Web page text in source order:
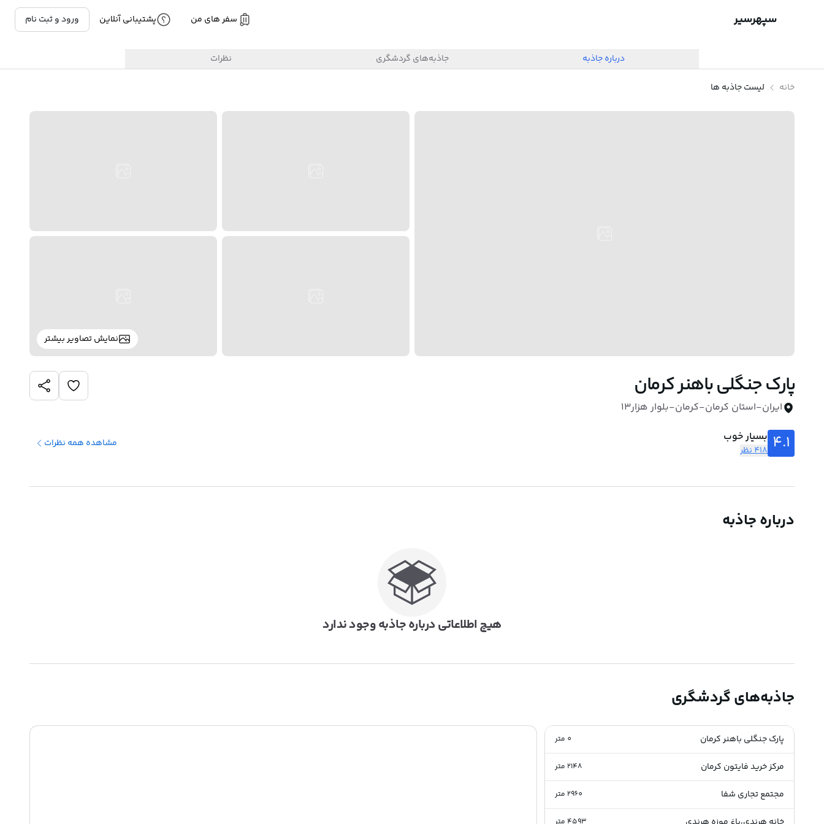
سپهرسیر سفر های من پشتیبانی آنلاین ورود و ثبت نام
درباره جاذبه جاذبه‌های گردشگری نظرات
خانه لیست جاذبه ها
نمایش تصاویر بیشتر
پارک جنگلی باهنر کرمان
ایران-استان کرمان-کرمان-بلوار هزار13
4.1 بسیار خوب
418 نظر
مشاهده همه نظرات
درباره جاذبه
هیچ اطلاعاتی درباره جاذبه وجود ندارد
جاذبه‌های گردشگری
پارک جنگلی باهنر کرمان 0 متر
مرکز خرید فایتون کرمان 2148 متر
مجتمع تجاری شفا 2960 متر